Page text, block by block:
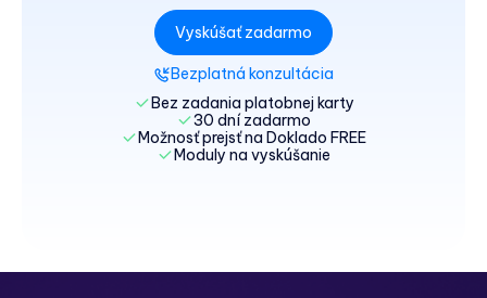
Vyskúšať zadarmo
Bezplatná konzultácia
Bez zadania platobnej karty
30 dní zadarmo
Možnosť prejsť na Doklado FREE
Moduly na vyskúšanie